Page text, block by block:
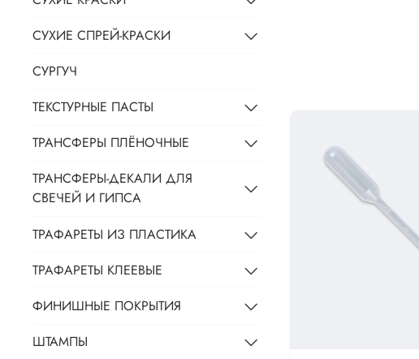
СУХИЕ СПРЕЙ-КРАСКИ
СУРГУЧ
ТЕКСТУРНЫЕ ПАСТЫ
ТРАНСФЕРЫ ПЛЁНОЧНЫЕ
ТРАНСФЕРЫ-ДЕКАЛИ ДЛЯ
СВЕЧЕЙ И ГИПСА
ТРАФАРЕТЫ ИЗ ПЛАСТИКА
ТРАФАРЕТЫ КЛЕЕВЫЕ
ФИНИШНЫЕ ПОКРЫТИЯ
ШТАМПЫ